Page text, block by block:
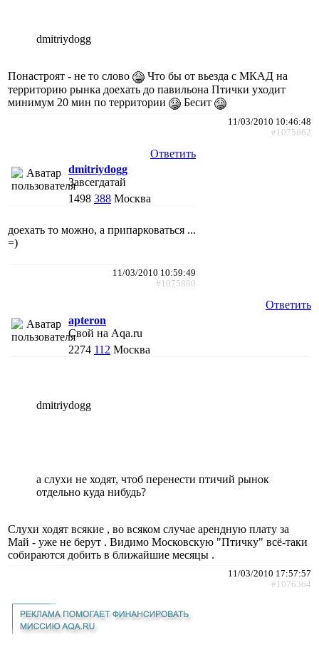
dmitriydogg
Понастроят - не то слово
Что бы от вьезда с МКАД на
территорию рынка доехать до павильона Птички уходит
минимум 20 мин по территории
Бесит
11/03/2010 10:46:48
#1075862
Ответить
dmitriydogg
Завсегдатай
1498 388 Москва
доехать то можно, а припарковаться ...
=)
11/03/2010 10:59:49
#1075880
Ответить
apteron
Свой на Aqa.ru
2274 112 Москва
dmitriydogg
а слухи не ходят, чтоб перенести птичий рынок
отдельно куда нибудь?
Слухи ходят всякие , во всяком случае арендную плату за
Май - уже не берут . Видимо Московскую "Птичку" всё-таки
собираются добить в ближайшие месяцы .
11/03/2010 17:57:57
#1076364